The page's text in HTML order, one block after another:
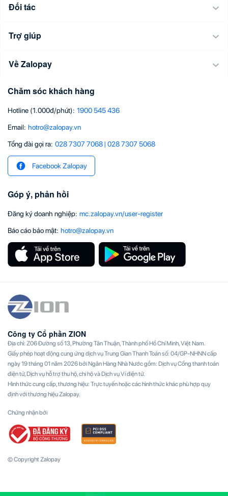
Đối tác
Trợ giúp
Về Zalopay
Chăm sóc khách hàng
Hotline (1.000đ/phút): 1900 545 436
Email: hotro@zalopay.vn
Tổng đài gọi ra: 028 7307 7068| 028 7307 5068
Facebook Zalopay
Góp ý, phản hồi
Đăng ký doanh nghiệp: mc.zalopay.vn/user-register
Báo cáo bảo mật: hotro@zalopay.vn
Công ty Cổ phần ZION
Địa chỉ: Z06 Đường số 13, Phường Tân Thuận, Thành phố Hồ Chí Minh, Việt Nam.
Giấy phép hoạt động cung ứng dịch vụ Trung Gian Thanh Toán số: 04/GP-NHNN cấp
ngày 19 tháng 01 năm 2026 bởi Ngân Hàng Nhà Nước gồm: Dịch vụ Cổng thanh toán
điện tử, Dịch vụ hỗ trợ thu hộ, chi hộ và Dịch vụ Ví điện tử.
Hình thức cung cấp, thương hiệu: Trực tuyến hoặc các hình thức khác phù hợp quy
định với thương hiệu Zalopay.
Chứng nhận bởi
© Copyright Zalopay